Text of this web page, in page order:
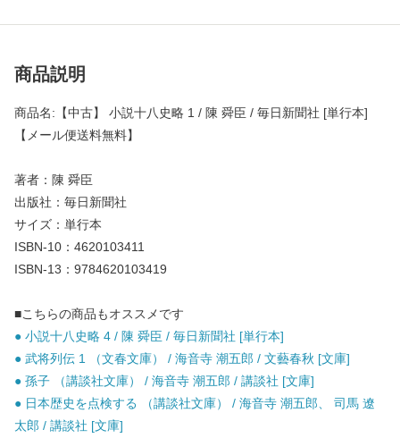
商品説明
商品名:【中古】 小説十八史略 1 / 陳 舜臣 / 毎日新聞社 [単行本]
【メール便送料無料】
著者：陳 舜臣
出版社：毎日新聞社
サイズ：単行本
ISBN-10：4620103411
ISBN-13：9784620103419
■こちらの商品もオススメです
● 小説十八史略 4 / 陳 舜臣 / 毎日新聞社 [単行本]
● 武将列伝 1 （文春文庫） / 海音寺 潮五郎 / 文藝春秋 [文庫]
● 孫子 （講談社文庫） / 海音寺 潮五郎 / 講談社 [文庫]
● 日本歴史を点検する （講談社文庫） / 海音寺 潮五郎、 司馬 遼
太郎 / 講談社 [文庫]